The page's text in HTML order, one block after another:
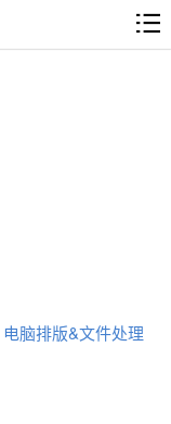
电脑排版&文件处理